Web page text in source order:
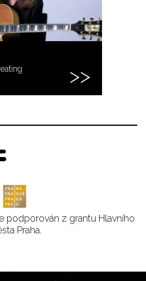
podporován z grantu Hlavního
Praha.